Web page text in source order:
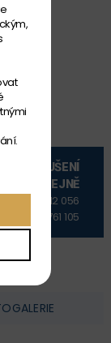
VYZKOUŠENÍ
NA PRODEJNĚ
+420 606 912 056
+420 606 761 105